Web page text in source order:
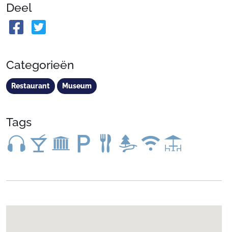
Deel
Categorieën
Restaurant Museum
Tags